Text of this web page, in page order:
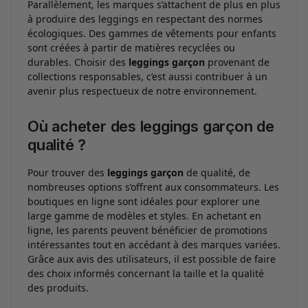
Parallèlement, les marques s’attachent de plus en plus
à produire des leggings en respectant des normes
écologiques. Des gammes de vêtements pour enfants
sont créées à partir de matières recyclées ou
durables. Choisir des leggings garçon provenant de
collections responsables, c’est aussi contribuer à un
avenir plus respectueux de notre environnement.
Où acheter des leggings garçon de
qualité ?
Pour trouver des leggings garçon de qualité, de
nombreuses options s’offrent aux consommateurs. Les
boutiques en ligne sont idéales pour explorer une
large gamme de modèles et styles. En achetant en
ligne, les parents peuvent bénéficier de promotions
intéressantes tout en accédant à des marques variées.
Grâce aux avis des utilisateurs, il est possible de faire
des choix informés concernant la taille et la qualité
des produits.